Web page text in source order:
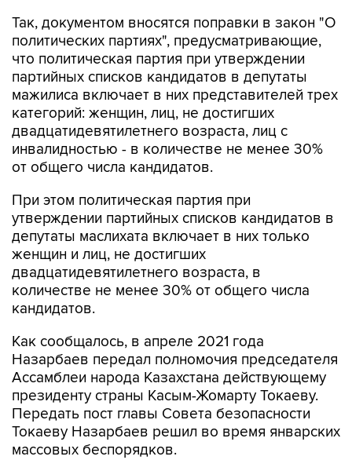
Так, документом вносятся поправки в закон "О
политических партиях", предусматривающие,
что политическая партия при утверждении
партийных списков кандидатов в депутаты
мажилиса включает в них представителей трех
категорий: женщин, лиц, не достигших
двадцатидевятилетнего возраста, лиц с
инвалидностью - в количестве не менее 30%
от общего числа кандидатов.
При этом политическая партия при
утверждении партийных списков кандидатов в
депутаты маслихата включает в них только
женщин и лиц, не достигших
двадцатидевятилетнего возраста, в
количестве не менее 30% от общего числа
кандидатов.
Как сообщалось, в апреле 2021 года
Назарбаев передал полномочия председателя
Ассамблеи народа Казахстана действующему
президенту страны Касым-Жомарту Токаеву.
Передать пост главы Совета безопасности
Токаеву Назарбаев решил во время январских
массовых беспорядков.